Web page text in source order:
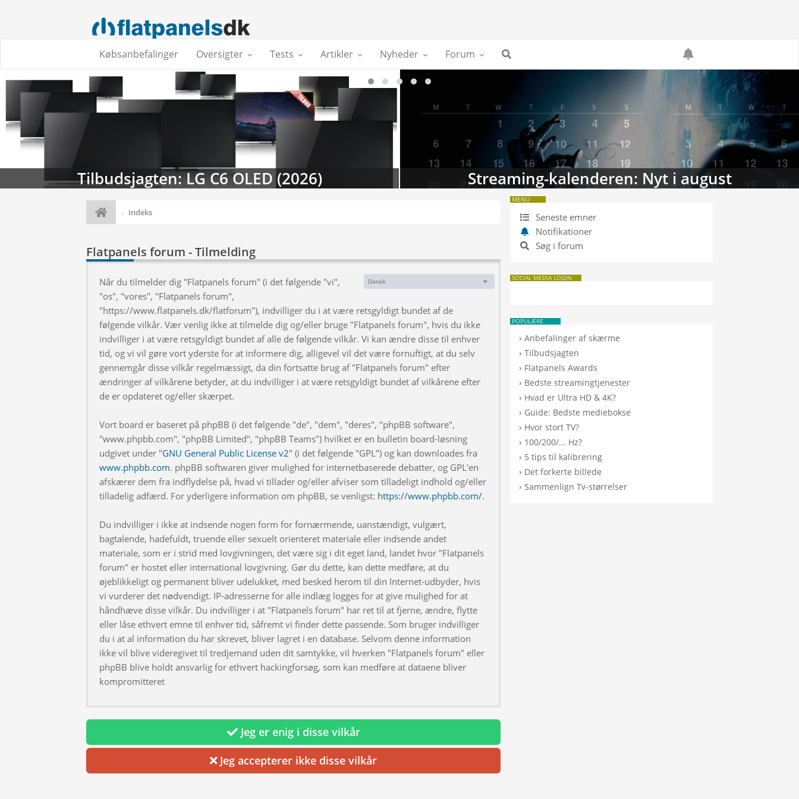
Købsanbefalinger Oversigter Tests Artikler Nyheder Forum
Tilbudsjagten: LG C6 OLED (2026) Streaming-kalenderen: Nyt i august
Indeks
Flatpanels forum - Tilmelding
Sprog:
Dansk
Når du tilmelder dig "Flatpanels forum" (i det følgende "vi",
"os", "vores", "Flatpanels forum",
"https://www.flatpanels.dk/flatforum"), indvilliger du i at være retsgyldigt bundet af de
følgende vilkår. Vær venlig ikke at tilmelde dig og/eller bruge "Flatpanels forum", hvis du ikke
indvilliger i at være retsgyldigt bundet af alle de følgende vilkår. Vi kan ændre disse til enhver
tid, og vi vil gøre vort yderste for at informere dig, alligevel vil det være fornuftigt, at du selv
gennemgår disse vilkår regelmæssigt, da din fortsatte brug af "Flatpanels forum" efter
ændringer af vilkårene betyder, at du indvilliger i at være retsgyldigt bundet af vilkårene efter
de er opdateret og/eller skærpet.
Vort board er baseret på phpBB (i det følgende "de", "dem", "deres", "phpBB software",
"www.phpbb.com", "phpBB Limited", "phpBB Teams") hvilket er en bulletin board-løsning
udgivet under "GNU General Public License v2" (i det følgende "GPL") og kan downloades fra
www.phpbb.com. phpBB softwaren giver mulighed for internetbaserede debatter, og GPL'en
afskærer dem fra indflydelse på, hvad vi tillader og/eller afviser som tilladeligt indhold og/eller
tilladelig adfærd. For yderligere information om phpBB, se venligst: https://www.phpbb.com/.
Du indvilliger i ikke at indsende nogen form for fornærmende, uanstændigt, vulgært,
bagtalende, hadefuldt, truende eller sexuelt orienteret materiale eller indsende andet
materiale, som er i strid med lovgivningen, det være sig i dit eget land, landet hvor "Flatpanels
forum" er hostet eller international lovgivning. Gør du dette, kan dette medføre, at du
øjeblikkeligt og permanent bliver udelukket, med besked herom til din Internet-udbyder, hvis
vi vurderer det nødvendigt. IP-adresserne for alle indlæg logges for at give mulighed for at
håndhæve disse vilkår. Du indvilliger i at "Flatpanels forum" har ret til at fjerne, ændre, flytte
eller låse ethvert emne til enhver tid, såfremt vi finder dette passende. Som bruger indvilliger
du i at al information du har skrevet, bliver lagret i en database. Selvom denne information
ikke vil blive videregivet til tredjemand uden dit samtykke, vil hverken "Flatpanels forum" eller
phpBB blive holdt ansvarlig for ethvert hackingforsøg, som kan medføre at dataene bliver
kompromitteret
Jeg er enig i disse vilkår
Jeg accepterer ikke disse vilkår
MENU
Seneste emner
Notifikationer
Søg i forum
SOCIAL MEDIA LOGIN
POPULÆRE
›Anbefalinger af skærme
›Tilbudsjagten
› Flatpanels Awards
› Bedste streamingtjenester
› Hvad er Ultra HD & 4K?
› Guide: Bedste mediebokse
› Hvor stort TV?
› 100/200/... Hz?
› 5 tips til kalibrering
› Det forkerte billede
›Sammenlign Tv-størrelser